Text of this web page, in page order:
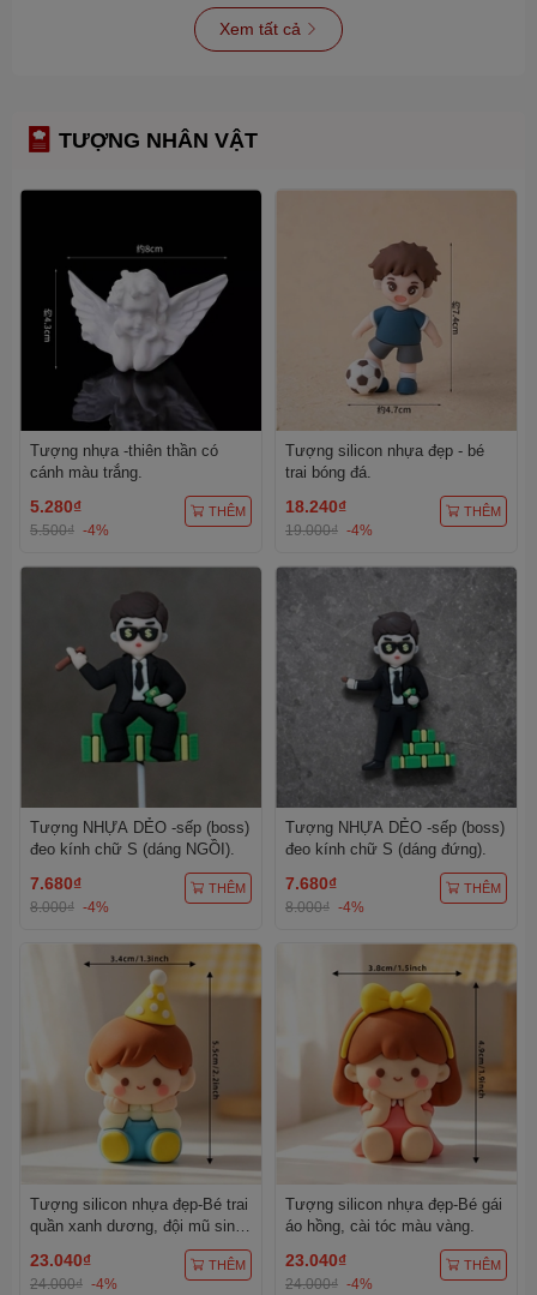
Xem tất cả
TƯỢNG NHÂN VẬT
Tượng nhựa -thiên thần có
cánh màu trắng.
5.280₫
5.500₫ -4%
THÊM
Tượng silicon nhựa đẹp - bé
trai bóng đá.
18.240₫
19.000₫ -4%
THÊM
Tượng NHỰA DẺO -sếp (boss)
đeo kính chữ S (dáng NGỒI).
7.680₫
8.000₫ -4%
THÊM
Tượng NHỰA DẺO -sếp (boss)
đeo kính chữ S (dáng đứng).
7.680₫
8.000₫ -4%
THÊM
Tượng silicon nhựa đẹp-Bé trai
quần xanh dương, đội mũ sinh
nhật màu vàng chấm trắng.
23.040₫
24.000₫ -4%
THÊM
Tượng silicon nhựa đẹp-Bé gái
áo hồng, cài tóc màu vàng.
23.040₫
24.000₫ -4%
THÊM